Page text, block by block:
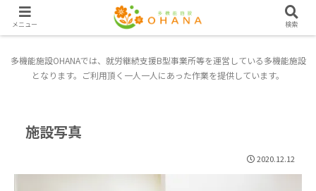
多機能施設OHANAでは、就労継続支援B型事業所等を運営している多機能施設
となります。ご利用頂く一人一人にあった作業を提供しています。
施設写真
2020.12.12
メニュー 検索